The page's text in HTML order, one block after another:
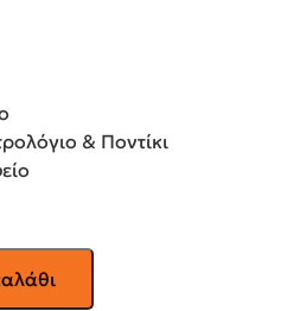
& Ποντίκι